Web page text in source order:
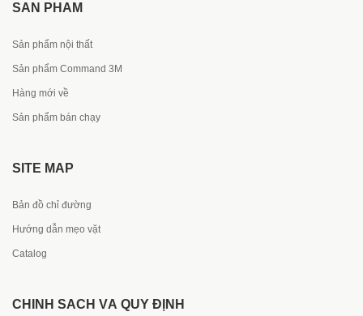
SẢN PHẨM
Sản phẩm nội thất
Sản phẩm Command 3M
Hàng mới về
Sản phẩm bán chạy
SITE MAP
Bản đồ chỉ đường
Hướng dẫn mẹo vặt
Catalog
CHÍNH SÁCH VÀ QUY ĐỊNH